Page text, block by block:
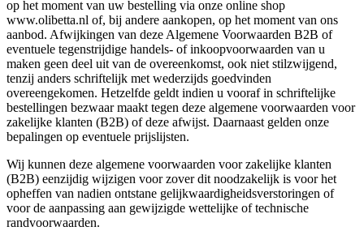
op het moment van uw bestelling via onze online shop
www.olibetta.nl of, bij andere aankopen, op het moment van ons
aanbod. Afwijkingen van deze Algemene Voorwaarden B2B of
eventuele tegenstrijdige handels- of inkoopvoorwaarden van u
maken geen deel uit van de overeenkomst, ook niet stilzwijgend,
tenzij anders schriftelijk met wederzijds goedvinden
overeengekomen. Hetzelfde geldt indien u vooraf in schriftelijke
bestellingen bezwaar maakt tegen deze algemene voorwaarden voor
zakelijke klanten (B2B) of deze afwijst. Daarnaast gelden onze
bepalingen op eventuele prijslijsten.
Wij kunnen deze algemene voorwaarden voor zakelijke klanten
(B2B) eenzijdig wijzigen voor zover dit noodzakelijk is voor het
opheffen van nadien ontstane gelijkwaardigheidsverstoringen of
voor de aanpassing aan gewijzigde wettelijke of technische
randvoorwaarden.